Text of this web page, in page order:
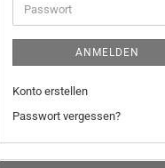
Passwort
ANMELDEN
Konto erstellen
Passwort vergessen?